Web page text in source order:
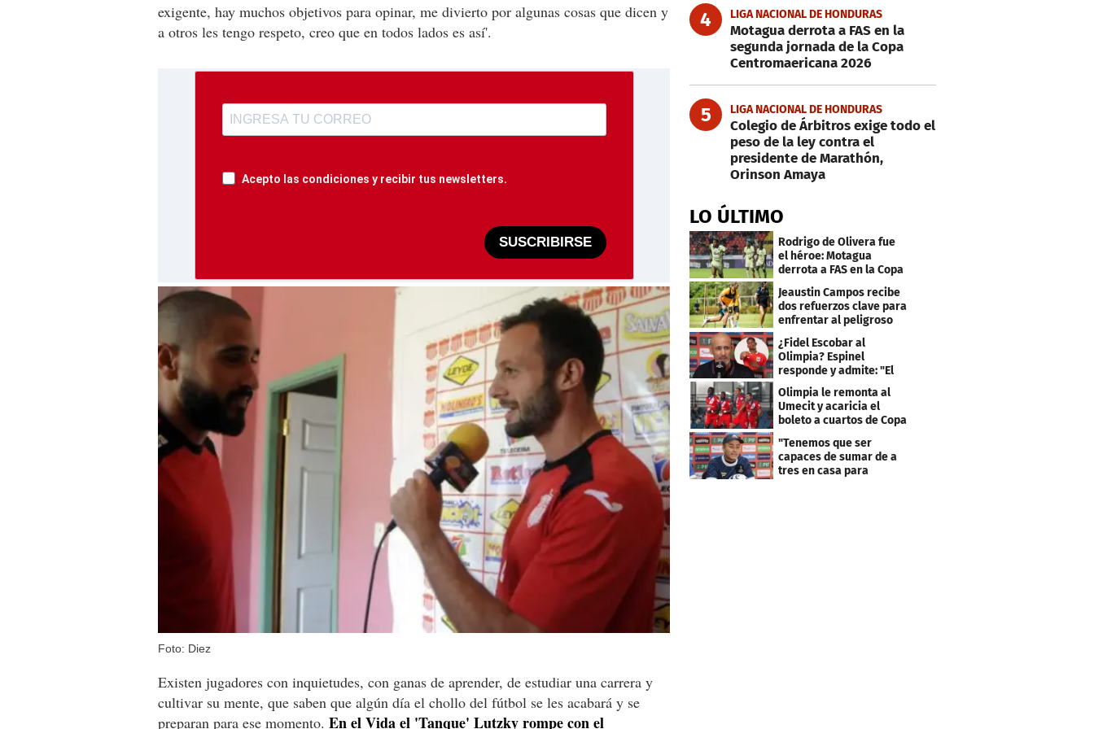
exigente, hay muchos objetivos para opinar, me divierto por algunas cosas que dicen y
a otros les tengo respeto, creo que en todos lados es así'.
Acepto las condiciones y recibir tus newsletters.
SUSCRIBIRSE
Foto: Diez
Existen jugadores con inquietudes, con ganas de aprender, de estudiar una carrera y
cultivar su mente, que saben que algún día el chollo del fútbol se les acabará y se
preparan para ese momento. En el Vida el 'Tanque' Lutzky rompe con el
4 LIGA NACIONAL DE HONDURAS
Motagua derrota a FAS en la
segunda jornada de la Copa
Centromaericana 2026
5 LIGA NACIONAL DE HONDURAS
Colegio de Árbitros exige todo el
peso de la ley contra el
presidente de Marathón,
Orinson Amaya
LO ÚLTIMO
Rodrigo de Olivera fue
el héroe: Motagua
derrota a FAS en la Copa
Centroamericana
Jeaustin Campos recibe
dos refuerzos clave para
enfrentar al peligroso
Génesis FC
¿Fidel Escobar al
Olimpia? Espinel
responde y admite: "El
resultado fue corto"
Olimpia le remonta al
Umecit y acaricia el
boleto a cuartos de Copa
"Tenemos que ser
capaces de sumar de a
tres en casa para